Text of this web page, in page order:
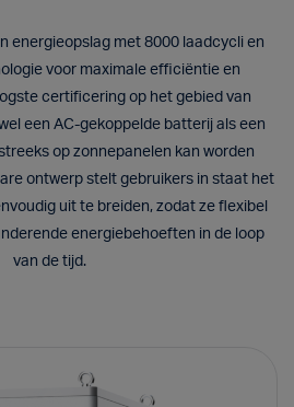
energieopslag met 8000 laadcycli en
voor maximale efficiëntie en
certificering op het gebied van
een AC-gekoppelde batterij als een
op zonnepanelen kan worden
ontwerp stelt gebruikers in staat het
uit te breiden, zodat ze flexibel
energiebehoeften in de loop
van de tijd.